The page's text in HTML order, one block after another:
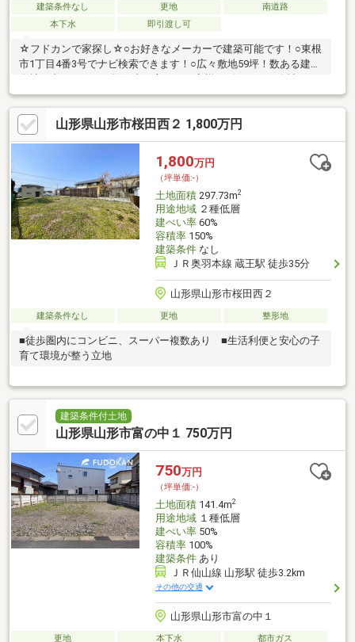
建築条件なし 更地
南道路
本下水
即引渡し可
☆フドカンで家探し☆○お好きなメーカーで建築可能です！○東根
市1丁目4番3号でナビ検索できます！○広々敷地59坪！数ある建築
会社の中からまだお悩み中の方は、お客様のピッタリな会社もご
紹介いたします♪
山形県山形市桜田西２ 1,800万円
1,800万円
（坪単価:-）
土地面積297.73m2
用途地域２種低層
建ぺい率60%
容積率150%
建築条件なし
ＪＲ奥羽本線 蔵王駅 徒歩35分
山形県山形市桜田西２
建築条件なし 更地 整形地
■徒歩圏内にコンビニ、スーパー複数あり ■生活利便と安心の子
育て環境が整う立地
建築条件付土地
山形県山形市富の中１ 750万円
750万円
（坪単価:-）
土地面積141.4m2
用途地域１種低層
建ぺい率50%
容積率100%
建築条件あり
ＪＲ仙山線 山形駅 徒歩3.2km
その他の交通
山形県山形市富の中１
更地 本下水
都市ガス